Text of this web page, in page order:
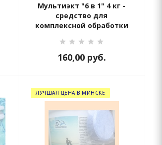
Мультиэкт "6 в 1" 4 кг -
средство для
комплексной обработки
160,00 руб.
ЛУЧШАЯ ЦЕНА В МИНСКЕ